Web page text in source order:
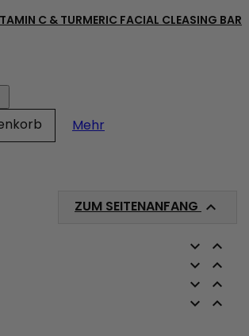
C & TURMERIC FACIAL CLEASING BAR
Mehr
ZUM SEITENANFANG 
 
 
 
 